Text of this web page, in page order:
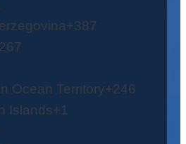
+387
Ocean Territory+246
Islands+1